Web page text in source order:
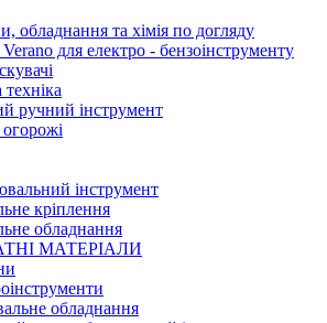
обладнання та хімія по догляду
для електро - бензоінструменту
ручний інструмент
інструмент
кріплення
обладнання
МАТЕРІАЛИ
обладнання